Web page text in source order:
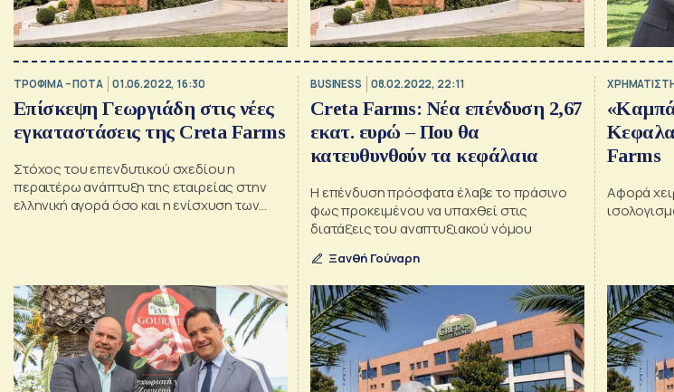
ΤΡΟΦΙΜΑ – ΠΟΤΑ 01.06.2022, 16:30
Επίσκεψη Γεωργιάδη στις νέες
εγκαταστάσεις της Creta Farms
Στόχος του επενδυτικού σχεδίου η
περαιτέρω ανάπτυξη της εταιρείας στην
ελληνική αγορά όσο και η ενίσχυση των
BUSINESS 08.02.2022, 22:11
Creta Farms: Νέα επένδυση 2,67
εκατ. ευρώ – Που θα
κατευθυνθούν τα κεφάλαια
Η επένδυση πρόσφατα έλαβε το πράσινο
φως προκειμένου να υπαχθεί στις
διατάξεις του αναπτυξιακού νόμου
Ξανθή Γούναρη
Farms
Αφορά